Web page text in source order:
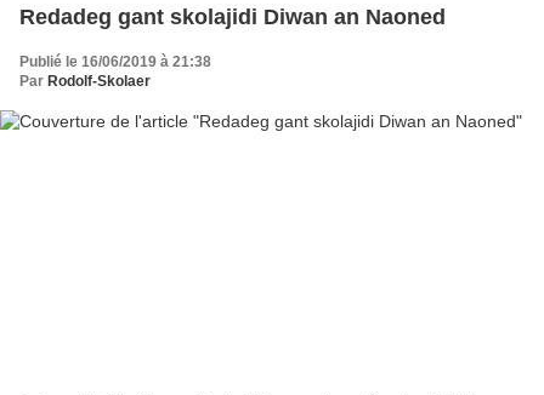
Redadeg gant skolajidi Diwan an Naoned
Publié le 16/06/2019 à 21:38
Par Rodolf-Skolaer